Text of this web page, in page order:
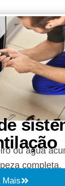
ou água
completa.
Mais